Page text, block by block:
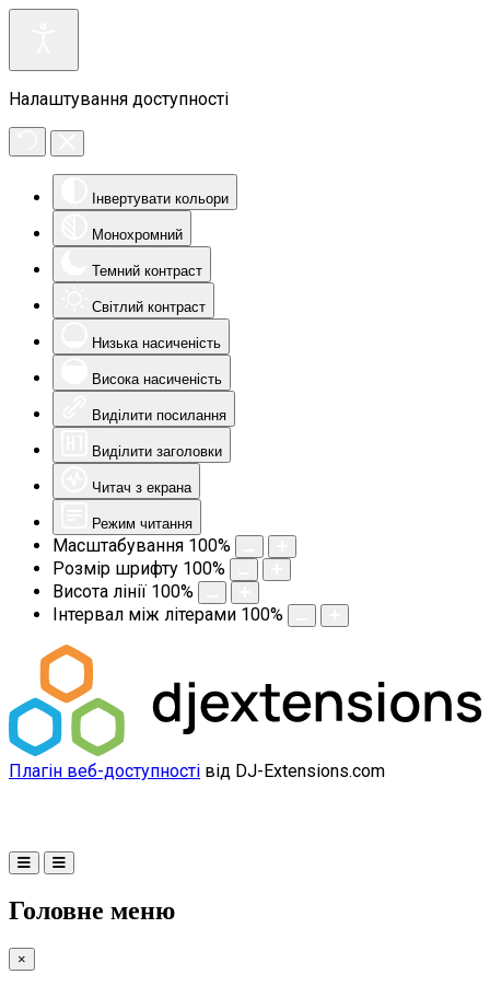
Налаштування доступності
Інвертувати кольори
Монохромний
Темний контраст
Світлий контраст
Низька насиченість
Висока насиченість
Виділити посилання
Виділити заголовки
Читач з екрана
Режим читання
Масштабування 100%
Розмір шрифту 100%
Висота лінії 100%
Інтервал між літерами 100%
Плагін веб-доступності від DJ-Extensions.com
Головне меню
×